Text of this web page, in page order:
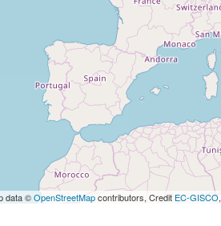
data ©OpenStreetMapcontributors, Credit EC-GISCO